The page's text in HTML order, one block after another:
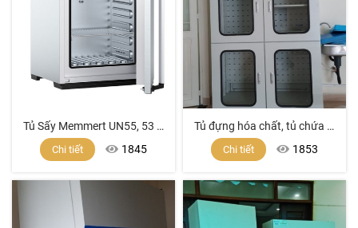
Tủ Sấy Memmert UN55, 53 Lít
Chi tiết 1845
Tủ đựng hóa chất, tủ chứa hóa chất, tủ bảo quản hóa chất, tủ hóa chất, tủ sắt sơn tĩnh điện
Chi tiết 1853